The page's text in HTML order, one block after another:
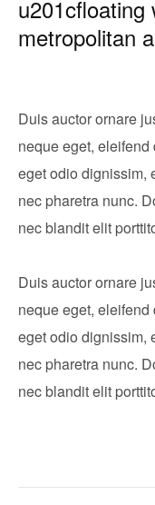
u201cfloating
metropolitan
Duis auctor ornare
neque eget,
eget odio dignissim,
nec pharetra nunc.
nec blandit elit
Duis auctor ornare
neque eget,
eget odio dignissim,
nec pharetra nunc.
nec blandit elit